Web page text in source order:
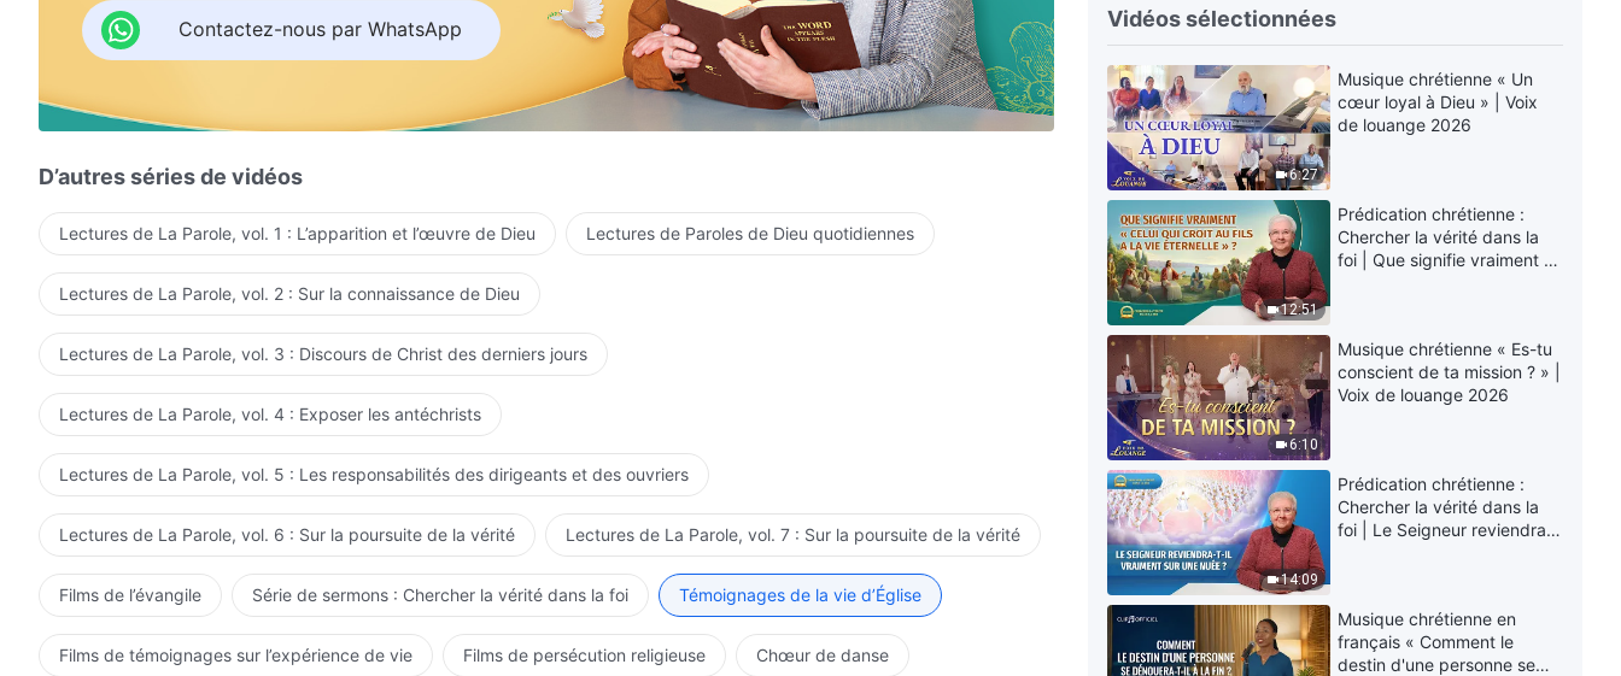
39:45
Épisode 703 : Témoignages
une bonne dirigeante ?
45:23
Épisode 702 : Témoignages
chrétiens – Je ne suis plus
contrainte par mon calibre
médiocre
45:39
Épisode 701 : Témoignages
chrétiens – Quel tempérament
fait qu'une personne veuille
discuter ou trouver des excuses
?
39:29
Épisode 700 : Témoignages
chrétiens – Protéger son statut
est absolument honteux
38:00
Épisode 699 : Témoignages
chrétiens – Que cache
réellement le fait de se
soustraire à la supervision ?
Contactez-nous par WhatsApp
D’autres séries de vidéos
Lectures de La Parole, vol. 1 : L’apparition et l’œuvre de Dieu Lectures de Paroles de Dieu quotidiennes
Lectures de La Parole, vol. 2 : Sur la connaissance de Dieu
Lectures de La Parole, vol. 3 : Discours de Christ des derniers jours
Lectures de La Parole, vol. 4 : Exposer les antéchrists
Lectures de La Parole, vol. 5 : Les responsabilités des dirigeants et des ouvriers
Lectures de La Parole, vol. 6 : Sur la poursuite de la vérité Lectures de La Parole, vol. 7 : Sur la poursuite de la vérité
Films de l’évangile Série de sermons : Chercher la vérité dans la foi Témoignages de la vie d’Église
Films de témoignages sur l’expérience de vie Films de persécution religieuse Chœur de danse
Vidéos sélectionnées
6:27
Musique chrétienne « Un
cœur loyal à Dieu » | Voix
de louange 2026
12:51
Prédication chrétienne :
Chercher la vérité dans la
foi | Que signifie vraiment «
6:10
Musique chrétienne « Es-tu
conscient de ta mission ? » |
Voix de louange 2026
14:09
Prédication chrétienne :
Chercher la vérité dans la
foi | Le Seigneur reviendra-
Musique chrétienne en
français « Comment le
destin d'une personne se